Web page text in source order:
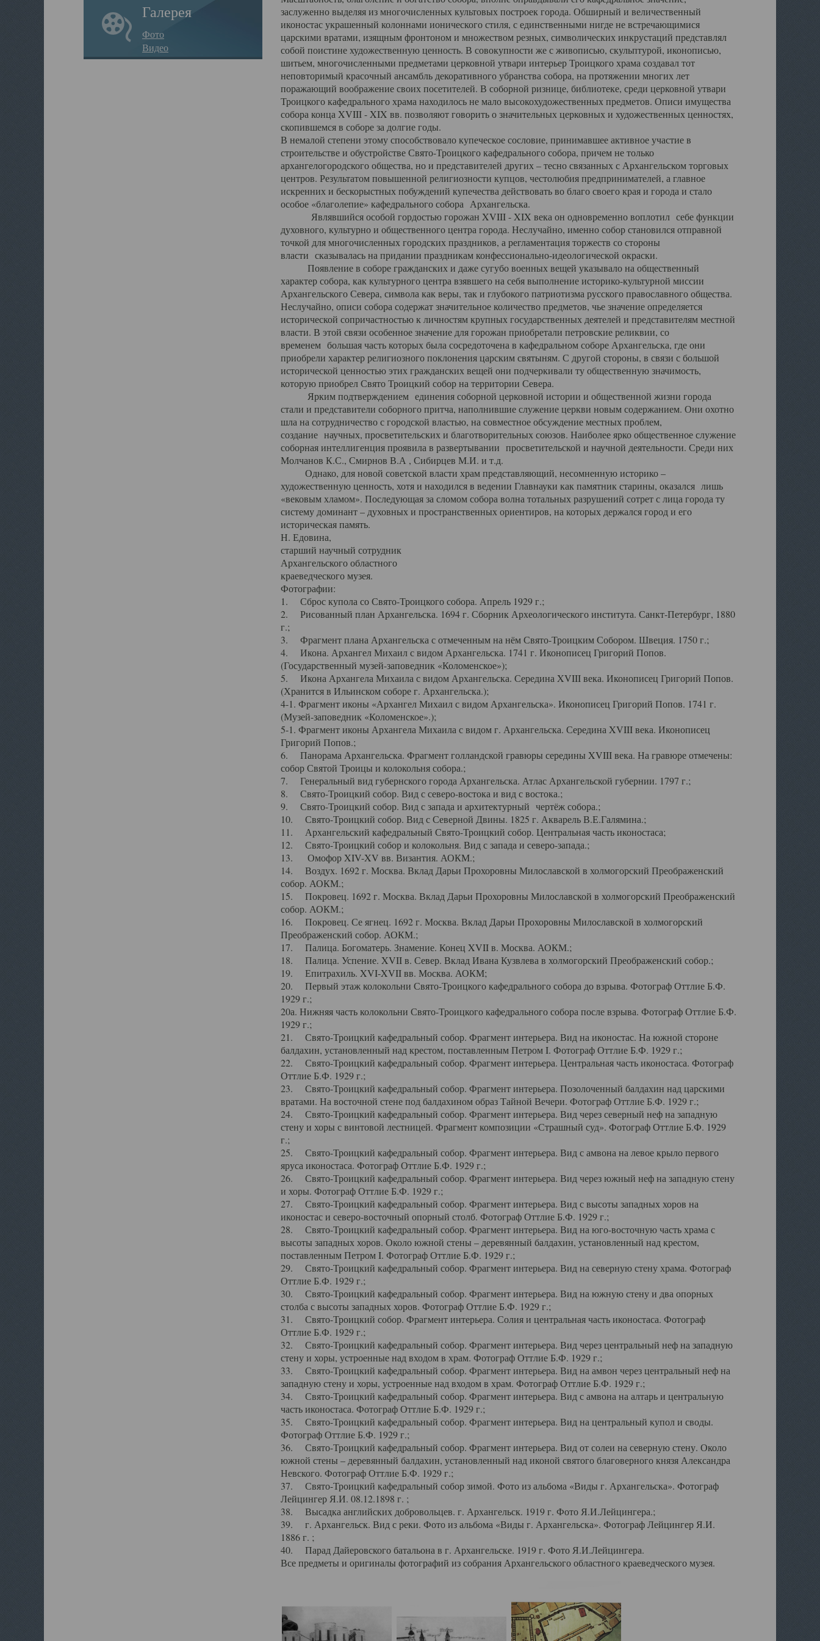
Галерея
Фото
Видео
заслуженно выделяя из многочисленных культовых построек города. Обширный и величественный
иконостас украшенный колоннами ионического стиля, с единственными нигде не встречающимися
царскими вратами, изящным фронтоном и множеством резных, символических инкрустаций представлял
собой поистине художественную ценность. В совокупности же с живописью, скульптурой, иконописью,
шитьем, многочисленными предметами церковной утвари интерьер Троицкого храма создавал тот
неповторимый красочный ансамбль декоративного убранства собора, на протяжении многих лет
поражающий воображение своих посетителей. В соборной ризнице, библиотеке, среди церковной утвари
Троицкого кафедрального храма находилось не мало высокохудожественных предметов. Описи имущества
собора конца XVIII - XIX вв. позволяют говорить о значительных церковных и художественных ценностях,
скопившемся в соборе за долгие годы.
В немалой степени этому способствовало купеческое сословие, принимавшее активное участие в
строительстве и обустройстве Свято-Троицкого кафедрального собора, причем не только
архангелогородского общества, но и представителей других – тесно связанных с Архангельском торговых
центров. Результатом повышенной религиозности купцов, честолюбия предпринимателей, а главное
искренних и бескорыстных побуждений купечества действовать во благо своего края и города и стало
особое «благолепие» кафедрального собора Архангельска.
Являвшийся особой гордостью горожан XVIII - XIX века он одновременно воплотил себе функции
духовного, культурно и общественного центра города. Неслучайно, именно собор становился отправной
точкой для многочисленных городских праздников, а регламентация торжеств со стороны
власти сказывалась на придании праздникам конфессионально-идеологической окраски.
Появление в соборе гражданских и даже сугубо военных вещей указывало на общественный
характер собора, как культурного центра взявшего на себя выполнение историко-культурной миссии
Архангельского Севера, символа как веры, так и глубокого патриотизма русского православного общества.
Неслучайно, описи собора содержат значительное количество предметов, чье значение определяется
исторической сопричастностью к личностям крупных государственных деятелей и представителям местной
власти. В этой связи особенное значение для горожан приобретали петровские реликвии, со
временем большая часть которых была сосредоточена в кафедральном соборе Архангельска, где они
приобрели характер религиозного поклонения царским святыням. С другой стороны, в связи с большой
исторической ценностью этих гражданских вещей они подчеркивали ту общественную значимость,
которую приобрел Свято Троицкий собор на территории Севера.
Ярким подтверждением единения соборной церковной истории и общественной жизни города
стали и представители соборного притча, наполнившие служение церкви новым содержанием. Они охотно
шла на сотрудничество с городской властью, на совместное обсуждение местных проблем,
создание научных, просветительских и благотворительных союзов. Наиболее ярко общественное служение
соборная интеллигенция проявила в развертывании просветительской и научной деятельности. Среди них
Молчанов К.С., Смирнов В.А , Сибирцев М.И. и т.д.
Однако, для новой советской власти храм представляющий, несомненную историко –
художественную ценность, хотя и находился в ведении Главнауки как памятник старины, оказался лишь
«вековым хламом». Последующая за сломом собора волна тотальных разрушений сотрет с лица города ту
систему доминант – духовных и пространственных ориентиров, на которых держался город и его
историческая память.
Н. Едовина,
старший научный сотрудник
Архангельского областного
краеведческого музея.
Фотографии:
1. Сброс купола со Свято-Троицкого собора. Апрель 1929 г.;
2. Рисованный план Архангельска. 1694 г. Сборник Археологического института. Санкт-Петербург, 1880
г.;
3. Фрагмент плана Архангельска с отмеченным на нём Свято-Троицким Собором. Швеция. 1750 г.;
4. Икона. Архангел Михаил с видом Архангельска. 1741 г. Иконописец Григорий Попов.
(Государственный музей-заповедник «Коломенское»);
5. Икона Архангела Михаила с видом Архангельска. Середина XVIII века. Иконописец Григорий Попов.
(Хранится в Ильинском соборе г. Архангельска.);
4-1. Фрагмент иконы «Архангел Михаил с видом Архангельска». Иконописец Григорий Попов. 1741 г.
(Музей-заповедник «Коломенское».);
5-1. Фрагмент иконы Архангела Михаила с видом г. Архангельска. Середина XVIII века. Иконописец
Григорий Попов.;
6. Панорама Архангельска. Фрагмент голландской гравюры середины XVIII века. На гравюре отмечены:
собор Святой Троицы и колокольня собора.;
7. Генеральный вид губернского города Архангельска. Атлас Архангельской губернии. 1797 г.;
8. Свято-Троицкий собор. Вид с северо-востока и вид с востока.;
9. Свято-Троицкий собор. Вид с запада и архитектурный чертёж собора.;
10. Свято-Троицкий собор. Вид с Северной Двины. 1825 г. Акварель В.Е.Галямина.;
11. Архангельский кафедральный Свято-Троицкий собор. Центральная часть иконостаса;
12. Свято-Троицкий собор и колокольня. Вид с запада и северо-запада.;
13. Омофор XIV-XV вв. Византия. АОКМ.;
14. Воздух. 1692 г. Москва. Вклад Дарьи Прохоровны Милославской в холмогорский Преображенский
собор. АОКМ.;
15. Покровец. 1692 г. Москва. Вклад Дарьи Прохоровны Милославской в холмогорский Преображенский
собор. АОКМ.;
16. Покровец. Се ягнец. 1692 г. Москва. Вклад Дарьи Прохоровны Милославской в холмогорский
Преображенский собор. АОКМ.;
17. Палица. Богоматерь. Знамение. Конец XVII в. Москва. АОКМ.;
18. Палица. Успение. XVII в. Север. Вклад Ивана Кузвлева в холмогорский Преображенский собор.;
19. Епитрахиль. XVI-XVII вв. Москва. АОКМ;
20. Первый этаж колокольни Свято-Троицкого кафедрального собора до взрыва. Фотограф Оттлие Б.Ф.
1929 г.;
20а. Нижняя часть колокольни Свято-Троицкого кафедрального собора после взрыва. Фотограф Оттлие Б.Ф.
1929 г.;
21. Свято-Троицкий кафедральный собор. Фрагмент интерьера. Вид на иконостас. На южной стороне
балдахин, установленный над крестом, поставленным Петром I. Фотограф Оттлие Б.Ф. 1929 г.;
22. Свято-Троицкий кафедральный собор. Фрагмент интерьера. Центральная часть иконостаса. Фотограф
Оттлие Б.Ф. 1929 г.;
23. Свято-Троицкий кафедральный собор. Фрагмент интерьера. Позолоченный балдахин над царскими
вратами. На восточной стене под балдахином образ Тайной Вечери. Фотограф Оттлие Б.Ф. 1929 г.;
24. Свято-Троицкий кафедральный собор. Фрагмент интерьера. Вид через северный неф на западную
стену и хоры с винтовой лестницей. Фрагмент композиции «Страшный суд». Фотограф Оттлие Б.Ф. 1929
г.;
25. Свято-Троицкий кафедральный собор. Фрагмент интерьера. Вид с амвона на левое крыло первого
яруса иконостаса. Фотограф Оттлие Б.Ф. 1929 г.;
26. Свято-Троицкий кафедральный собор. Фрагмент интерьера. Вид через южный неф на западную стену
и хоры. Фотограф Оттлие Б.Ф. 1929 г.;
27. Свято-Троицкий кафедральный собор. Фрагмент интерьера. Вид с высоты западных хоров на
иконостас и северо-восточный опорный столб. Фотограф Оттлие Б.Ф. 1929 г.;
28. Свято-Троицкий кафедральный собор. Фрагмент интерьера. Вид на юго-восточную часть храма с
высоты западных хоров. Около южной стены – деревянный балдахин, установленный над крестом,
поставленным Петром I. Фотограф Оттлие Б.Ф. 1929 г.;
29. Свято-Троицкий кафедральный собор. Фрагмент интерьера. Вид на северную стену храма. Фотограф
Оттлие Б.Ф. 1929 г.;
30. Свято-Троицкий кафедральный собор. Фрагмент интерьера. Вид на южную стену и два опорных
столба с высоты западных хоров. Фотограф Оттлие Б.Ф. 1929 г.;
31. Свято-Троицкий собор. Фрагмент интерьера. Солия и центральная часть иконостаса. Фотограф
Оттлие Б.Ф. 1929 г.;
32. Свято-Троицкий кафедральный собор. Фрагмент интерьера. Вид через центральный неф на западную
стену и хоры, устроенные над входом в храм. Фотограф Оттлие Б.Ф. 1929 г.;
33. Свято-Троицкий кафедральный собор. Фрагмент интерьера. Вид на амвон через центральный неф на
западную стену и хоры, устроенные над входом в храм. Фотограф Оттлие Б.Ф. 1929 г.;
34. Свято-Троицкий кафедральный собор. Фрагмент интерьера. Вид с амвона на алтарь и центральную
часть иконостаса. Фотограф Оттлие Б.Ф. 1929 г.;
35. Свято-Троицкий кафедральный собор. Фрагмент интерьера. Вид на центральный купол и своды.
Фотограф Оттлие Б.Ф. 1929 г.;
36. Свято-Троицкий кафедральный собор. Фрагмент интерьера. Вид от солеи на северную стену. Около
южной стены – деревянный балдахин, установленный над иконой святого благоверного князя Александра
Невского. Фотограф Оттлие Б.Ф. 1929 г.;
37. Свято-Троицкий кафедральный собор зимой. Фото из альбома «Виды г. Архангельска». Фотограф
Лейцингер Я.И. 08.12.1898 г. ;
38. Высадка английских добровольцев. г. Архангельск. 1919 г. Фото Я.И.Лейцингера.;
39. г. Архангельск. Вид с реки. Фото из альбома «Виды г. Архангельска». Фотограф Лейцингер Я.И.
1886 г. ;
40. Парад Дайеровского батальона в г. Архангельске. 1919 г. Фото Я.И.Лейцингера.
Все предметы и оригиналы фотографий из собрания Архангельского областного краеведческого музея.